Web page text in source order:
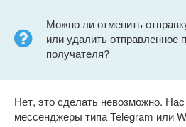
Можно ли отменить
или удалить отправленное
получателя?
Нет, это сделать невозможно.
мессенджеры типа Telegram или